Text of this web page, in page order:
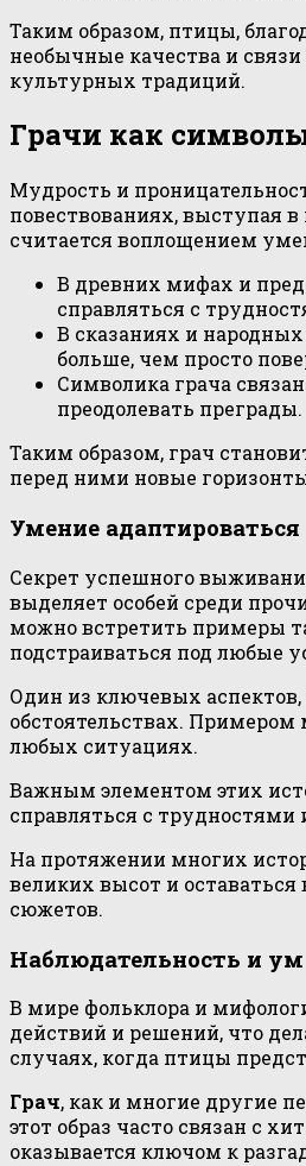
Таким образом, птицы,
необычные качества и
культурных традиций.
Грачи как
Мудрость и
повествованиях, выступая
считается воплощением
В древних мифах и
справляться с
В сказаниях и
больше, чем просто
Символика грача
преодолевать преграды.
Таким образом, грач
перед ними новые
Умение адаптироваться
Секрет успешного
выделяет особей среди
можно встретить примеры
подстраиваться под любые
Один из ключевых
обстоятельствах.
любых ситуациях.
Важным элементом этих
справляться с
На протяжении многих
великих высот и
сюжетов.
Наблюдательность и ум
В мире фольклора и
действий и решений, что
случаях, когда птицы
Грач, как и многие другие
этот образ часто связан с
оказывается ключом к